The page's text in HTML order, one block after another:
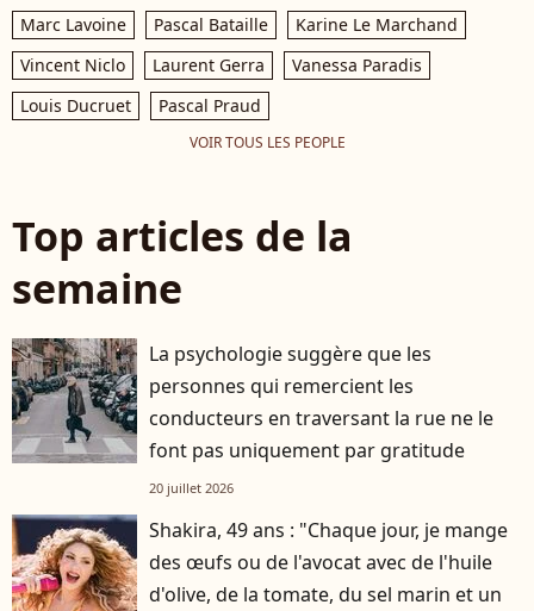
Marc Lavoine Pascal Bataille
Karine Le Marchand
Vincent Niclo
Laurent Gerra
Vanessa Paradis
Louis Ducruet
Pascal Praud
VOIR TOUS LES PEOPLE
Top articles de la
semaine
La psychologie suggère que les
personnes qui remercient les
conducteurs en traversant la rue ne le
font pas uniquement par gratitude
20 juillet 2026
Shakira, 49 ans : "Chaque jour, je mange
des œufs ou de l'avocat avec de l'huile
d'olive, de la tomate, du sel marin et un